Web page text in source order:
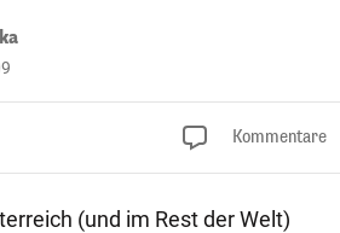
Kommentare
(und im Rest der Welt)